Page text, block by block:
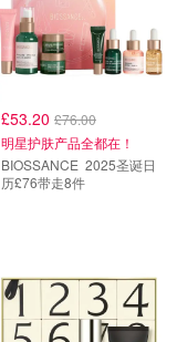
£53.20 £76.00
明星护肤产品全都在！
BIOSSANCE 2025圣诞日
历£76带走8件